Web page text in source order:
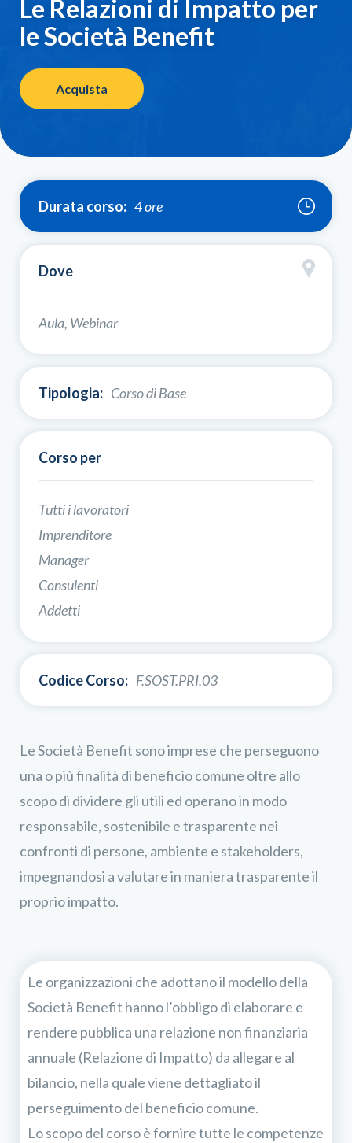
Le Relazioni di Impatto per
le Società Benefit
Acquista
Durata corso: 4 ore
Dove
Aula, Webinar
Tipologia: Corso di Base
Corso per
Tutti i lavoratori
Imprenditore
Manager
Consulenti
Addetti
Codice Corso: F.SOST.PRI.03
Le Società Benefit sono imprese che perseguono
una o più finalità di beneficio comune oltre allo
scopo di dividere gli utili ed operano in modo
responsabile, sostenibile e trasparente nei
confronti di persone, ambiente e stakeholders,
impegnandosi a valutare in maniera trasparente il
proprio impatto.
Le organizzazioni che adottano il modello della
Società Benefit hanno l’obbligo di elaborare e
rendere pubblica una relazione non finanziaria
annuale (Relazione di Impatto) da allegare al
bilancio, nella quale viene dettagliato il
perseguimento del beneficio comune.
Lo scopo del corso è fornire tutte le competenze